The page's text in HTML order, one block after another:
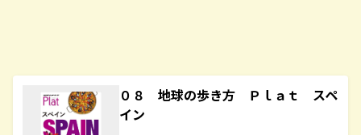
０８ 地球の歩き方 Ｐｌａｔ スペ
イン